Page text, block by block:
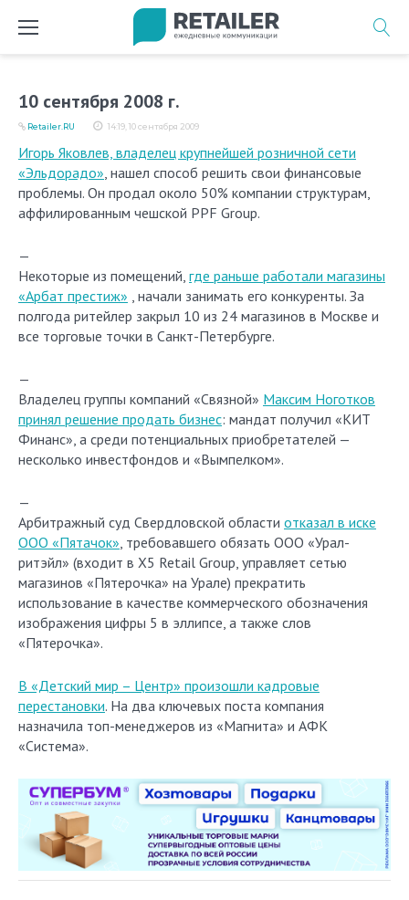
10 сентября 2008 г.
14:19, 10 сентября 2009
Retailer.RU
Игорь Яковлев, владелец крупнейшей розничной сети
«Эльдорадо», нашел способ решить свои финансовые
проблемы. Он продал около 50% компании структурам,
аффилированным чешской PPF Group.
—
Некоторые из помещений, где раньше работали магазины
«Арбат престиж» , начали занимать его конкуренты. За
полгода ритейлер закрыл 10 из 24 магазинов в Москве и
все торговые точки в Санкт-Петербурге.
—
Владелец группы компаний «Связной» Максим Ноготков
принял решение продать бизнес: мандат получил «КИТ
Финанс», а среди потенциальных приобретателей —
несколько инвестфондов и «Вымпелком».
—
Арбитражный суд Свердловской области отказал в иске
ООО «Пятачок», требовавшего обязать ООО «Урал-
ритэйл» (входит в Х5 Retail Group, управляет сетью
магазинов «Пятерочка» на Урале) прекратить
использование в качестве коммерческого обозначения
изображения цифры 5 в эллипсе, а также слов
«Пятерочка».
В «Детский мир – Центр» произошли кадровые
перестановки. На два ключевых поста компания
назначила топ-менеджеров из «Магнита» и АФК
«Система».